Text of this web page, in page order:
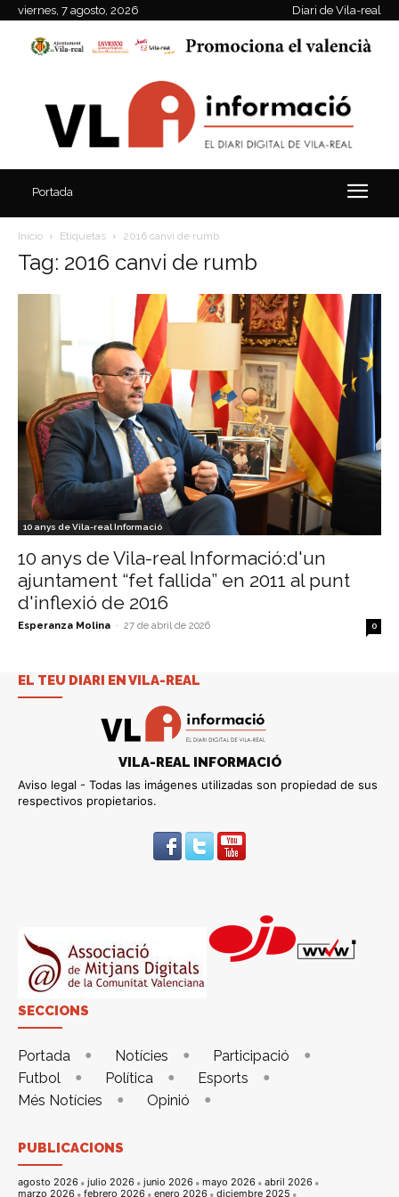
viernes, 7 agosto, 2026 Diari de Vila-real
Portada
Inicio Etiquetas 2016 canvi de rumb
Tag: 2016 canvi de rumb
10 anys de Vila-real Informació
10 anys de Vila-real Informació:d'un
ajuntament “fet fallida” en 2011 al punt
d'inflexió de 2016
Esperanza Molina - 27 de abril de 2026 0
EL TEU DIARI EN VILA-REAL
VILA-REAL INFORMACIÓ
Aviso legal - Todas las imágenes utilizadas son propiedad de sus
respectivos propietarios.
SECCIONS
Portada Notícies
Participació
Futbol
Política
Esports
Més Notícies
Opinió
PUBLICACIONS
agosto 2026 julio 2026 junio 2026 mayo 2026
abril 2026
marzo 2026
febrero 2026 enero 2026 diciembre 2025